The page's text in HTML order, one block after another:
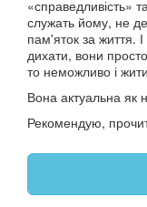
«справедливість»
служать йому, не
пам'яток за життя.
дихати, вони
то неможливо і
Вона актуальна як
Рекомендую,